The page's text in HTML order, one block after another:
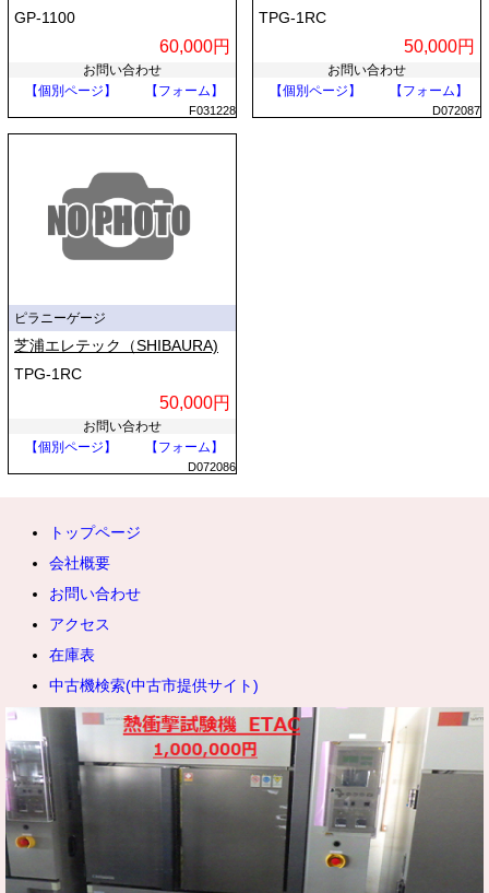
GP-1100
60,000円
お問い合わせ
【個別ページ】
【フォーム】
F031228
TPG-1RC
50,000円
お問い合わせ
【個別ページ】
【フォーム】
D072087
ピラニーゲージ
芝浦エレテック（SHIBAURA)
TPG-1RC
50,000円
お問い合わせ
【個別ページ】
【フォーム】
D072086
トップページ
会社概要
お問い合わせ
アクセス
在庫表
中古機検索(中古市提供サイト)